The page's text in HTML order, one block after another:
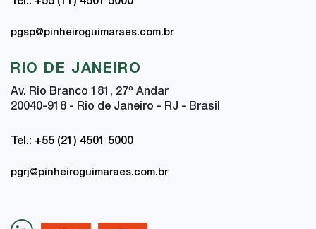
pgsp@pinheiroguimaraes.com.br
RIO DE JANEIRO
Av. Rio Branco 181, 27º Andar
20040-918 - Rio de Janeiro - RJ - Brasil
Tel.: +55 (21) 4501 5000
pgrj@pinheiroguimaraes.com.br